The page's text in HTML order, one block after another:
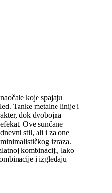
koje spajaju
Tanke metalne linije i
dok dvobojna
Ove sunčane
stil, ali i za one
izraza.
kombinaciji, lako
i izgledaju